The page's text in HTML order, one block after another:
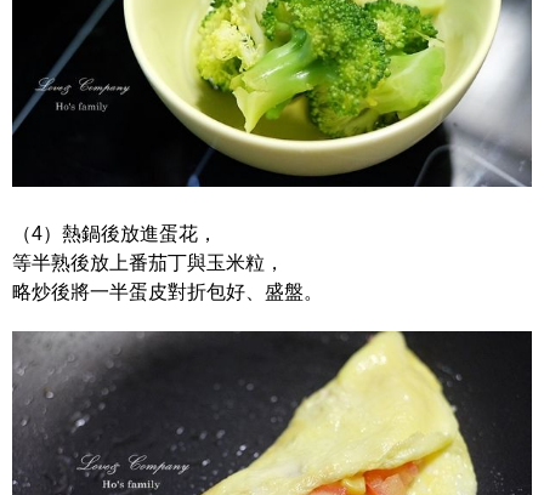
（4）熱鍋後放進蛋花，
等半熟後放上番茄丁與玉米粒，
略炒後將一半蛋皮對折包好、盛盤。